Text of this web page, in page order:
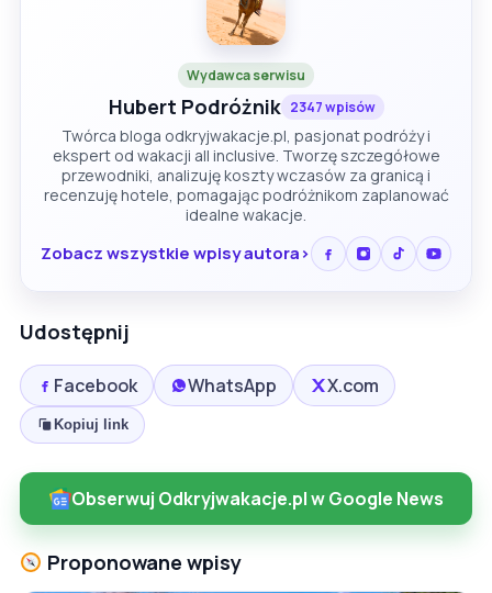
Wydawca serwisu
Hubert Podróżnik 2347 wpisów
Twórca bloga odkryjwakacje.pl, pasjonat podróży i
ekspert od wakacji all inclusive. Tworzę szczegółowe
przewodniki, analizuję koszty wczasów za granicą i
recenzuję hotele, pomagając podróżnikom zaplanować
idealne wakacje.
Zobacz wszystkie wpisy autora
Udostępnij
Facebook WhatsApp X.com
Kopiuj link
Obserwuj Odkryjwakacje.pl w Google News
Proponowane wpisy